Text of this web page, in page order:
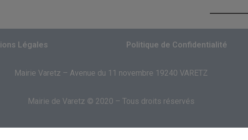
Légales Politique de Confidentialité
Mairie Varetz – Avenue du 11 novembre 19240 VARETZ
Mairie de Varetz © 2020 – Tous droits réservés